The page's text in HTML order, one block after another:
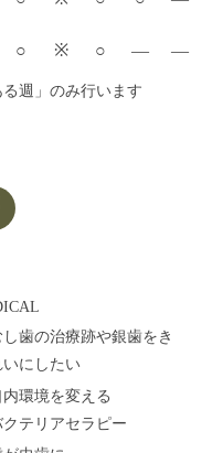
○ ※ ○ — —
週」のみ行います
し歯の治療跡や銀歯をき
いにしたい
内環境を変える
クテリアセラピー